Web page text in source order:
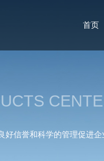
首页
好信誉和科学的管理促进企